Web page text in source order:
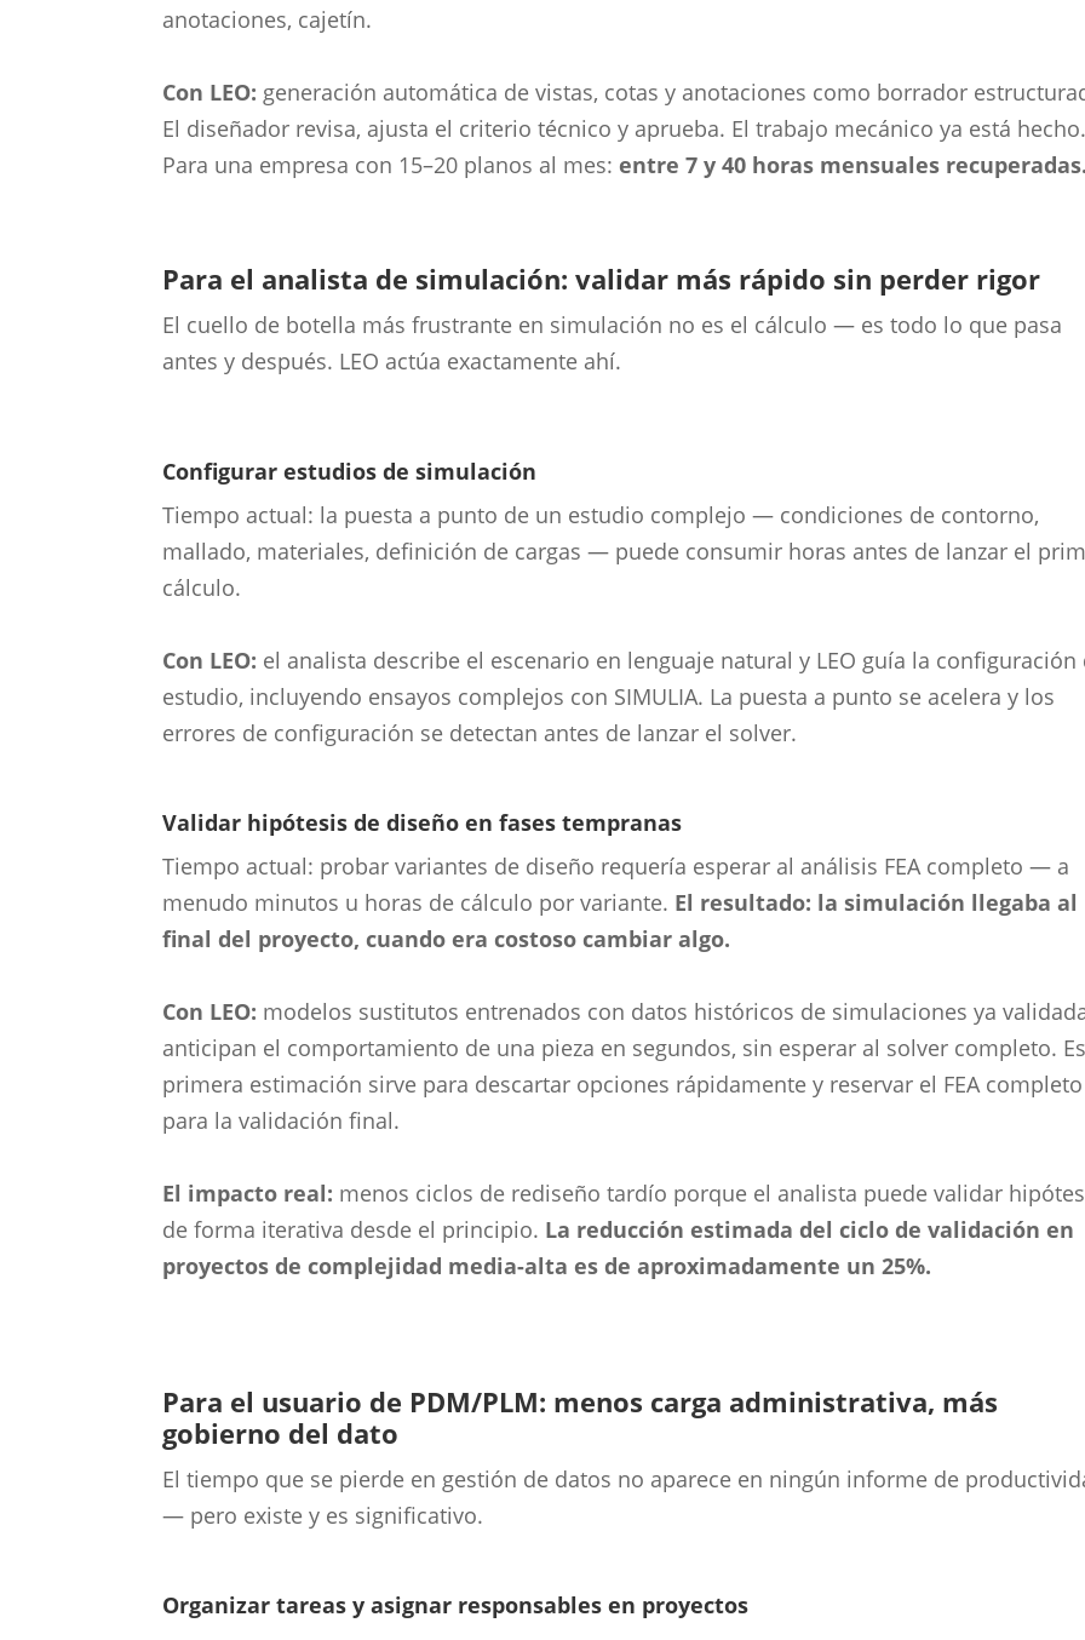
anotaciones, cajetín.
Con LEO: generación automática de vistas, cotas y anotaciones como borrador
El diseñador revisa, ajusta el criterio técnico y aprueba. El trabajo mecánico ya está hecho.
Para una empresa con 15–20 planos al mes: entre 7 y 40 horas mensuales recuperadas.
Para el analista de simulación: validar más rápido sin perder rigor
El cuello de botella más frustrante en simulación no es el cálculo — es todo lo que pasa
antes y después. LEO actúa exactamente ahí.
Configurar estudios de simulación
Tiempo actual: la puesta a punto de un estudio complejo — condiciones de contorno,
mallado, materiales, definición de cargas — puede consumir horas antes de lanzar el
cálculo.
Con LEO: el analista describe el escenario en lenguaje natural y LEO guía la configuración
estudio, incluyendo ensayos complejos con SIMULIA. La puesta a punto se acelera y los
errores de configuración se detectan antes de lanzar el solver.
Validar hipótesis de diseño en fases tempranas
Tiempo actual: probar variantes de diseño requería esperar al análisis FEA completo — a
menudo minutos u horas de cálculo por variante. El resultado: la simulación llegaba al
final del proyecto, cuando era costoso cambiar algo.
Con LEO: modelos sustitutos entrenados con datos históricos de simulaciones ya
anticipan el comportamiento de una pieza en segundos, sin esperar al solver completo.
primera estimación sirve para descartar opciones rápidamente y reservar el FEA completo
para la validación final.
El impacto real: menos ciclos de rediseño tardío porque el analista puede validar
de forma iterativa desde el principio. La reducción estimada del ciclo de validación en
proyectos de complejidad media-alta es de aproximadamente un 25%.
Para el usuario de PDM/PLM: menos carga administrativa, más
gobierno del dato
El tiempo que se pierde en gestión de datos no aparece en ningún informe de
— pero existe y es significativo.
Organizar tareas y asignar responsables en proyectos